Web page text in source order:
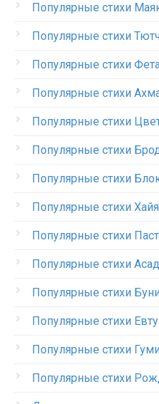
Популярные стихи
Популярные стихи
Популярные стихи
Популярные стихи
Популярные стихи
Популярные стихи
Популярные стихи
Популярные стихи
Популярные стихи
Популярные стихи
Популярные стихи
Популярные стихи
Популярные стихи
Популярные стихи